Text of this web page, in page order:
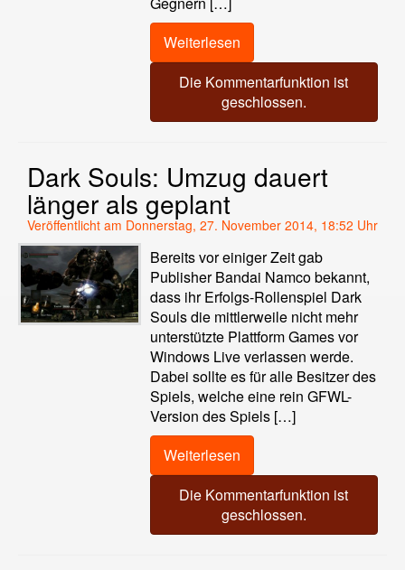
Weiterlesen
Die Kommentarfunktion ist
geschlossen.
Dark Souls: Umzug dauert
länger als geplant
Veröffentlicht am Donnerstag, 27. November 2014, 18:52 Uhr
Bereits vor einiger Zeit gab
Publisher Bandai Namco bekannt,
dass ihr Erfolgs-Rollenspiel Dark
Souls die mittlerweile nicht mehr
unterstützte Plattform Games vor
Windows Live verlassen werde.
Dabei sollte es für alle Besitzer des
Spiels, welche eine rein GFWL-
Version des Spiels […]
Weiterlesen
Die Kommentarfunktion ist
geschlossen.